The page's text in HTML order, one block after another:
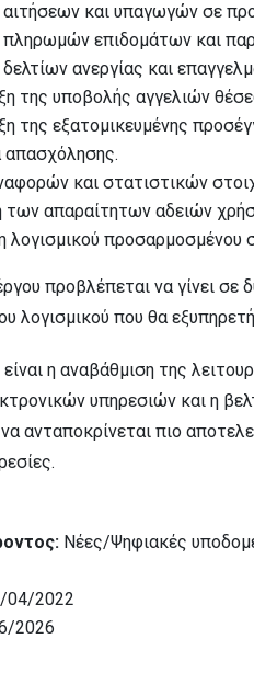
αιτήσεων και υπαγωγών σε
πληρωμών επιδομάτων και
δελτίων ανεργίας και
της υποβολής αγγελιών
της εξατομικευμένης
και στατιστικών
των απαραίτητων αδειών
λογισμικού προσαρμοσμένου
προβλέπεται να γίνει
λογισμικού που θα
η αναβάθμιση της
υπηρεσιών και η
ανταποκρίνεται πιο
Νέες/Ψηφιακές
04/2022
2026